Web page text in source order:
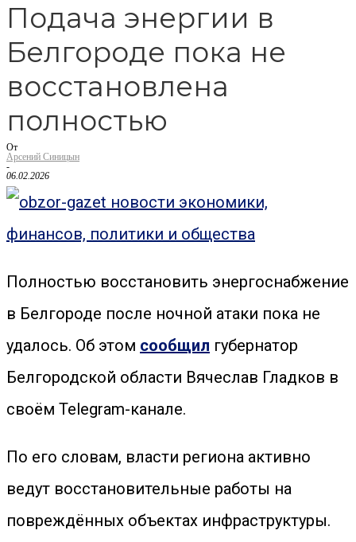
Подача энергии в
Белгороде пока не
восстановлена
полностью
От
Арсений Синицын
-
06.02.2026
Полностью восстановить энергоснабжение
в Белгороде после ночной атаки пока не
удалось. Об этом сообщил губернатор
Белгородской области Вячеслав Гладков в
своём Telegram-канале.
По его словам, власти региона активно
ведут восстановительные работы на
повреждённых объектах инфраструктуры.